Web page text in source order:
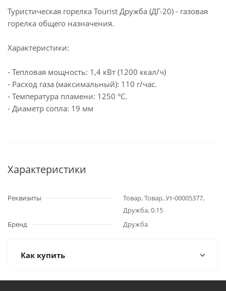
Туристическая горелка Tourist Дружба (ДГ-20) - газовая
горелка общего назначения.
Характеристики:
- Тепловая мощность: 1,4 кВт (1200 ккал/ч)
- Расход газа (максимальный): 110 г/час.
- Температура пламени: 1250 °С.
- Диаметр сопла: 19 мм
Характеристики
Реквизиты
Товар, Товар, Ут-00005377,
Дружба, 0.15
Бренд
Дружба
Как купить